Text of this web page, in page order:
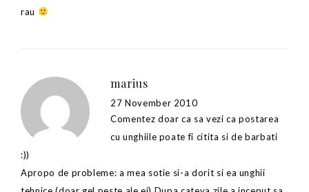
rau
marius
27 November 2010
Comentez doar ca sa vezi ca postarea
cu unghiile poate fi citita si de barbati
:))
Apropo de probleme: a mea sotie si-a dorit si ea unghii